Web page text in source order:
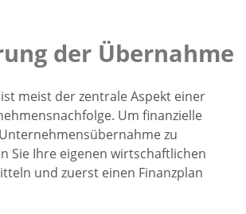
der Übernahme
meist der zentrale Aspekt einer
Um finanzielle
zu
Sie Ihre eigenen wirtschaftlichen
und zuerst einen Finanzplan